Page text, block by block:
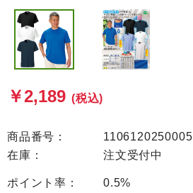
￥2,189 (税込)
商品番号：
1106120250005
在庫：
注文受付中
ポイント率：
0.5%